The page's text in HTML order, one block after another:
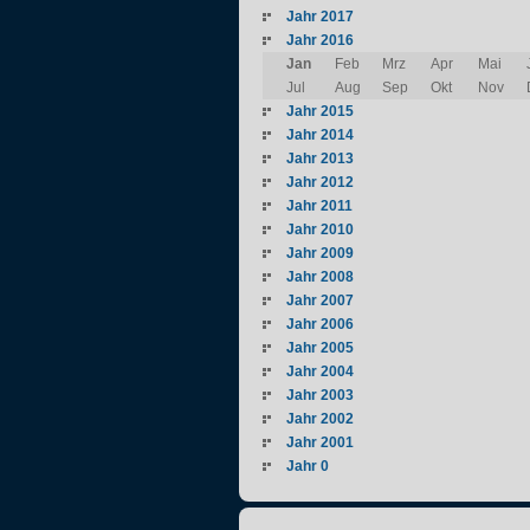
Jahr 2017
Jahr 2016
Jan
Feb Mrz Apr Mai
Jul
Aug Sep Okt Nov
Jahr 2015
Jahr 2014
Jahr 2013
Jahr 2012
Jahr 2011
Jahr 2010
Jahr 2009
Jahr 2008
Jahr 2007
Jahr 2006
Jahr 2005
Jahr 2004
Jahr 2003
Jahr 2002
Jahr 2001
Jahr 0